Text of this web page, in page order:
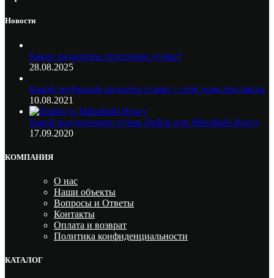
Новости
Какие радиаторы отопления лучше?
28.08.2025
Какой трубчатый радиатор ставят у себя дома продавцы
10.08.2021
Какой кондиционер лучше Daikin или Mitsubishi Heavy
17.09.2020
КОМПАНИЯ
О нас
Наши объекты
Вопросы и Ответы
Контакты
Оплата и возврат
Политика конфиденциальности
КАТАЛОГ